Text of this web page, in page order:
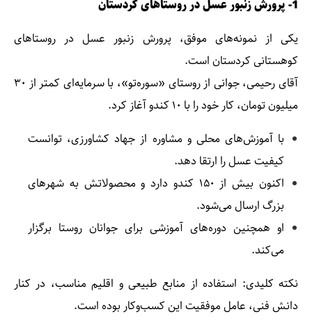
یکی از نمونه‌های موفق، پرورش زنبور عسل در روستاهای
کوهستانی کردستان است.
آقای رحیمی، جوانی از روستای «سوره‌تو»، با سرمایه‌ای کمتر از ۳۰
میلیون تومان، کار خود را با ۱۰ کندو آغاز کرد.
با آموزش‌های محلی و مشاوره از جهاد کشاورزی، توانست
کیفیت عسل را ارتقا دهد.
اکنون بیش از ۱۵۰ کندو دارد و محصولاتش به شهرهای
بزرگ ارسال می‌شود.
او همچنین دوره‌های آموزشی برای جوانان روستا برگزار
می‌کند.
نکته کلیدی: استفاده از منابع طبیعی و اقلیم مناسب، در کنار
دانش فنی، عامل موفقیت این کسب‌وکار بوده است.